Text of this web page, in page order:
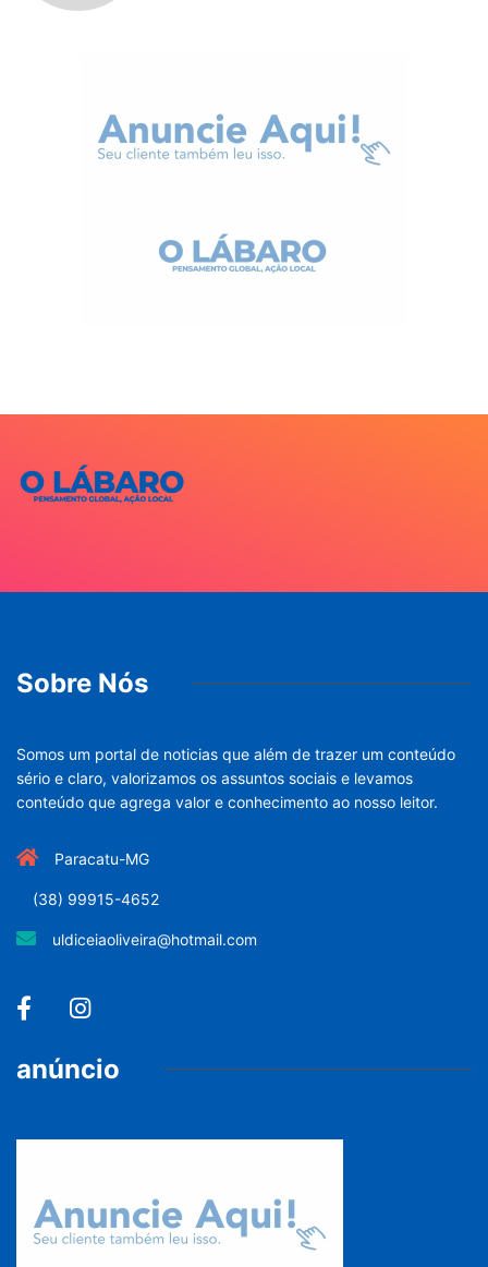
Sobre Nós
Somos um portal de noticias que além de trazer um conteúdo
sério e claro, valorizamos os assuntos sociais e levamos
conteúdo que agrega valor e conhecimento ao nosso leitor.
Paracatu-MG
(38) 99915-4652
uldiceiaoliveira@hotmail.com
anúncio